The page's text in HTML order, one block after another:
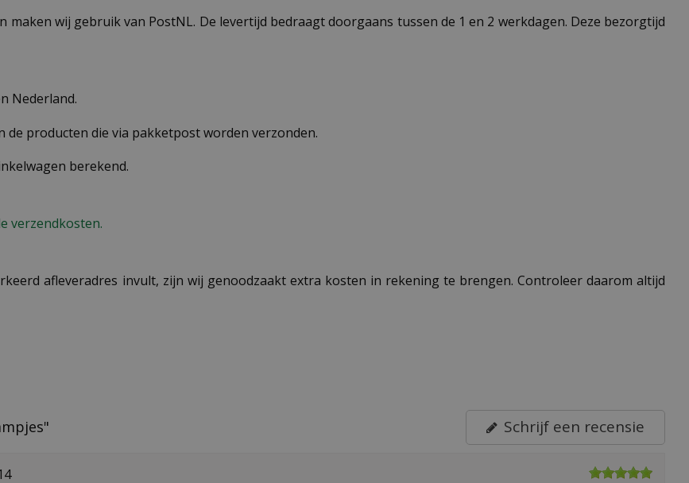
wij gebruik van PostNL. De levertijd bedraagt doorgaans tussen de 1 en 2 werkdagen. Deze bezorgtijd
Nederland.
producten die via pakketpost worden verzonden.
berekend.
verzendkosten.
afleveradres invult, zijn wij genoodzaakt extra kosten in rekening te brengen. Controleer daarom altijd
Schrijf een recensie